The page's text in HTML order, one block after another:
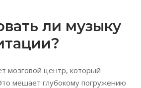
ли музыку
мозговой центр, который
мешает глубокому погружению